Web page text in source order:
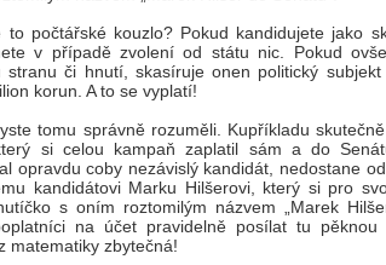
počtářské kouzlo? Pokud kandidujete jako
v případě zvolení od státu nic. Pokud
stranu či hnutí, skasíruje onen politický
korun. A to se vyplatí!
tomu správně rozuměli. Kupříkladu
si celou kampaň zaplatil sám a do
opravdu coby nezávislý kandidát, nedostane
kandidátovi Marku Hilšerovi, který si pro
s oním roztomilým názvem „Marek
na účet pravidelně posílat tu
matematiky zbytečná!